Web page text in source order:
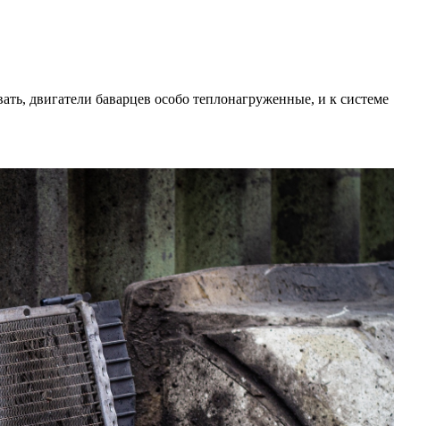
двигатели баварцев особо теплонагруженные, и к системе